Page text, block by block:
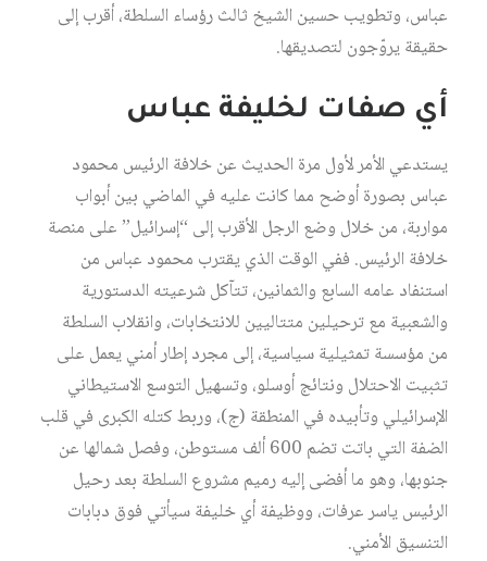
عباس، وتطويب حسين الشيخ ثالث رؤساء السلطة، أقرب إلى
حقيقة يروّجون لتصديقها.
أي صفات لخليفة عباس
يستدعي الأمر لأول مرة الحديث عن خلافة الرئيس محمود
عباس بصورة أوضح مما كانت عليه في الماضي بين أبواب
مواربة، من خلال وضع الرجل الأقرب إلى “إسرائيل” على منصة
خلافة الرئيس. ففي الوقت الذي يقترب محمود عباس من
استنفاد عامه السابع والثمانين، تتآكل شرعيته الدستورية
والشعبية مع ترحيلين متتاليين للانتخابات، وانقلاب السلطة
من مؤسسة تمثيلية سياسية، إلى مجرد إطار أمني يعمل على
تثبيت الاحتلال ونتائج أوسلو، وتسهيل التوسع الاستيطاني
الإسرائيلي وتأبيده في المنطقة (ج)، وربط كتله الكبرى في قلب
الضفة التي باتت تضم 600 ألف مستوطن، وفصل شمالها عن
جنوبها، وهو ما أفضى إليه رميم مشروع السلطة بعد رحيل
الرئيس ياسر عرفات، ووظيفة أي خليفة سيأتي فوق دبابات
التنسيق الأمني.